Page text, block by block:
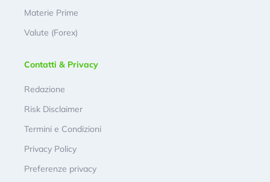
Materie Prime
Valute (Forex)
Contatti & Privacy
Redazione
Risk Disclaimer
Termini e Condizioni
Privacy Policy
Preferenze privacy